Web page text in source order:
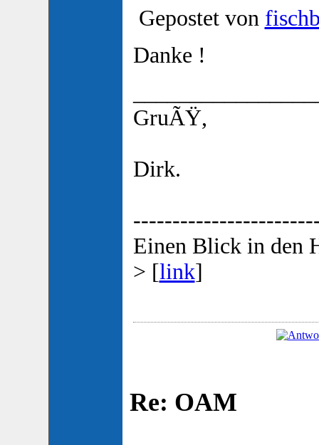
Gepostet von
Danke !
GruÃŸ,
Dirk.
Einen Blick in den
> [link]
Re: OAM